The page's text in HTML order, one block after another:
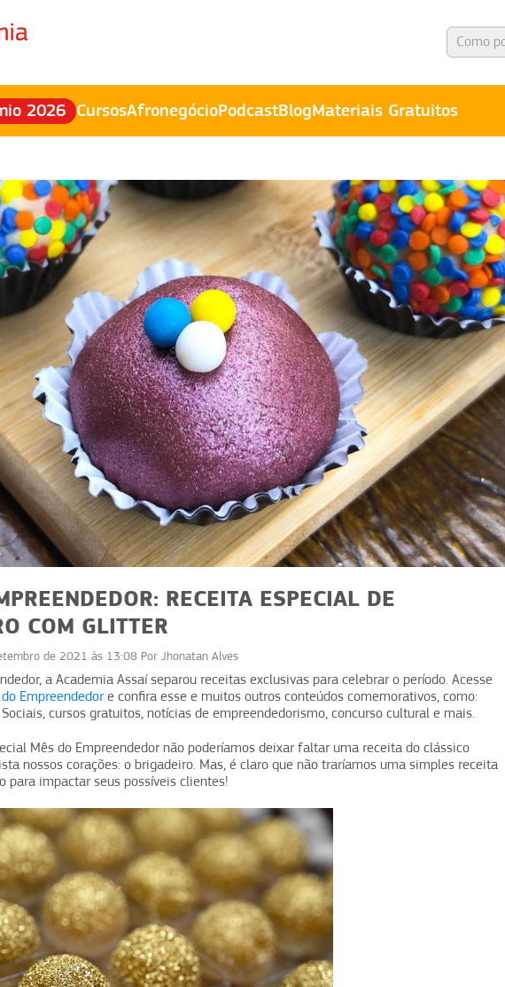
2026 CursosAfronegócioPodcastBlogMateriais Gratuitos
RECEITA ESPECIAL DE
COM GLITTER
de 2021 às 13:08 Por Jhonatan Alves
a Academia Assaí separou receitas exclusivas para celebrar o período. Acesse
Empreendedore confira esse e muitos outros conteúdos comemorativos, como:
Sociais, cursos gratuitos, notícias de empreendedorismo, concurso cultural e mais.
Mês do Empreendedor não poderíamos deixar faltar uma receita do clássico
nossos corações: o brigadeiro. Mas, é claro que não traríamos uma simples receita
para impactar seus possíveis clientes!
DICAS
é margem: churrasco
com sabor, lucro e
experiência
Limpeza de áreas: estratégias
para manter o ambiente
seguro
2 3 4